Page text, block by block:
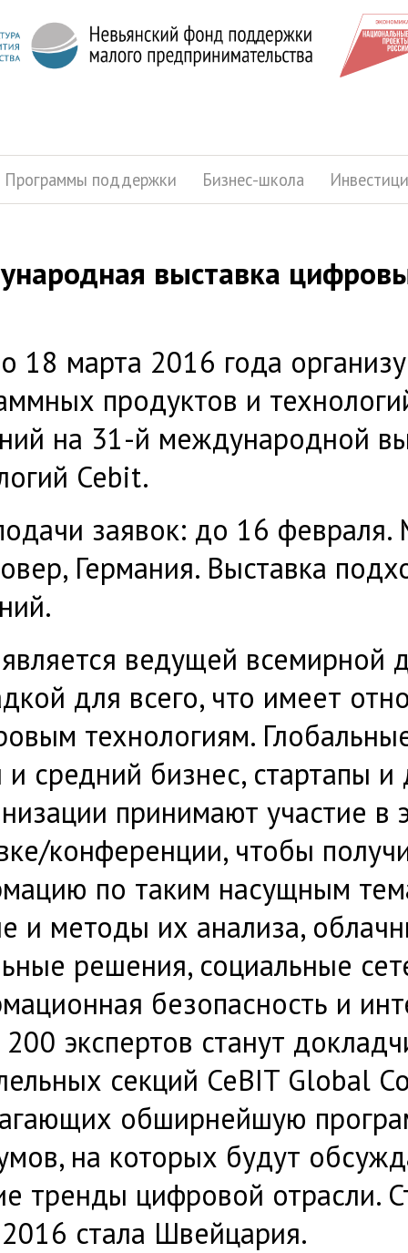
Программы поддержки Бизнес-школа
выставка
18 марта 2016 года
продуктов и
на 31-й международной
Cebit.
заявок: до 16 февраля.
Германия. Выставка
ведущей всемирной
для всего, что имеет
технологиям.
средний бизнес, стартапы и
принимают участие в
конференции, чтобы
по таким насущным
и методы их анализа,
решения, социальные
безопасность и
экспертов станут
секций CeBIT Global
обширнейшую
на которых будут
тренды цифровой отрасли.
стала Швейцария.